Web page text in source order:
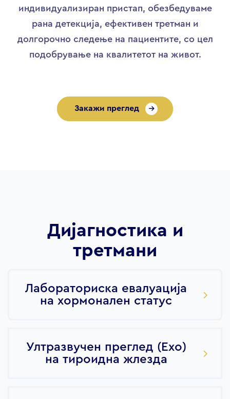
индивидуализиран пристап, обезбедуваме
рана детекција, ефективен третман и
долгорочно следење на пациентите, со цел
подобрување на квалитетот на живот.
Закажи преглед
Дијагностика и
третмани
Лабораториска евалуација
на хормонален статус
Ултразвучен преглед (Ехо)
на тироидна жлезда